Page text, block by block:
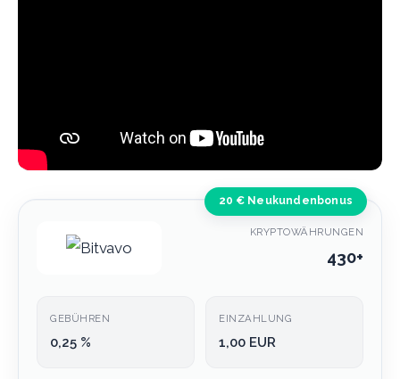
20 € Neukundenbonus
KRYPTOWÄHRUNGEN
430+
GEBÜHREN
0,25 %
EINZAHLUNG
1,00 EUR